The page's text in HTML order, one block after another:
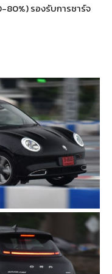
80%) รองรับการชาร์จ